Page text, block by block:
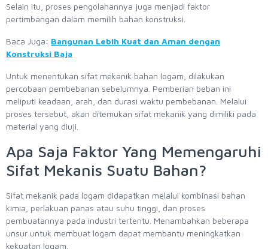
Selain itu, proses pengolahannya juga menjadi faktor
pertimbangan dalam memilih bahan konstruksi.
Baca Juga: Bangunan Lebih Kuat dan Aman dengan
Konstruksi Baja
Untuk menentukan sifat mekanik bahan logam, dilakukan
percobaan pembebanan sebelumnya. Pemberian beban ini
meliputi keadaan, arah, dan durasi waktu pembebanan. Melalui
proses tersebut, akan ditemukan sifat mekanik yang dimiliki pada
material yang diuji.
Apa Saja Faktor Yang Memengaruhi
Sifat Mekanis Suatu Bahan?
Sifat mekanik pada logam didapatkan melalui kombinasi bahan
kimia, perlakuan panas atau suhu tinggi, dan proses
pembuatannya pada industri tertentu. Menambahkan beberapa
unsur untuk membuat logam dapat membantu meningkatkan
kekuatan logam.